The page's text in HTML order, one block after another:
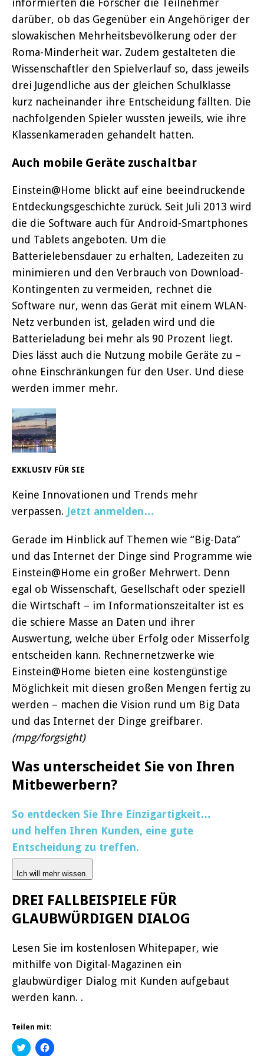
informierten die Forscher die Teilnehmer
darüber, ob das Gegenüber ein Angehöriger der
slowakischen Mehrheitsbevölkerung oder der
Roma-Minderheit war. Zudem gestalteten die
Wissenschaftler den Spielverlauf so, dass jeweils
drei Jugendliche aus der gleichen Schulklasse
kurz nacheinander ihre Entscheidung fällten. Die
nachfolgenden Spieler wussten jeweils, wie ihre
Klassenkameraden gehandelt hatten.
Auch mobile Geräte zuschaltbar
Einstein@Home blickt auf eine beeindruckende
Entdeckungsgeschichte zurück. Seit Juli 2013 wird
die die Software auch für Android-Smartphones
und Tablets angeboten. Um die
Batterielebensdauer zu erhalten, Ladezeiten zu
minimieren und den Verbrauch von Download-
Kontingenten zu vermeiden, rechnet die
Software nur, wenn das Gerät mit einem WLAN-
Netz verbunden ist, geladen wird und die
Batterieladung bei mehr als 90 Prozent liegt.
Dies lässt auch die Nutzung mobile Geräte zu –
ohne Einschränkungen für den User. Und diese
werden immer mehr.
EXKLUSIV FÜR SIE
Keine Innovationen und Trends mehr
verpassen. Jetzt anmelden…
Gerade im Hinblick auf Themen wie “Big-Data”
und das Internet der Dinge sind Programme wie
Einstein@Home ein großer Mehrwert. Denn
egal ob Wissenschaft, Gesellschaft oder speziell
die Wirtschaft – im Informationszeitalter ist es
die schiere Masse an Daten und ihrer
Auswertung, welche über Erfolg oder Misserfolg
entscheiden kann. Rechnernetzwerke wie
Einstein@Home bieten eine kostengünstige
Möglichkeit mit diesen großen Mengen fertig zu
werden – machen die Vision rund um Big Data
und das Internet der Dinge greifbarer.
(mpg/forgsight)
Was unterscheidet Sie von Ihren
Mitbewerbern?
So entdecken Sie Ihre Einzigartigkeit…
und helfen Ihren Kunden, eine gute
Entscheidung zu treffen.
Ich will mehr wissen.
DREI FALLBEISPIELE FÜR
GLAUBWÜRDIGEN DIALOG
Lesen Sie im kostenlosen Whitepaper, wie
mithilfe von Digital-Magazinen ein
glaubwürdiger Dialog mit Kunden aufgebaut
werden kann. .
Teilen mit:
K
l
K
l